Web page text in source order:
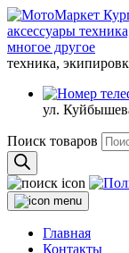
техника,
ул.
Поиск товаров
Главная
Контакты